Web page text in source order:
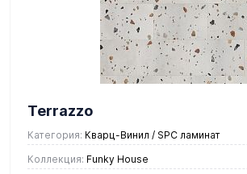
Terrazzo
Категория: Кварц-Винил / SPC ламинат
Коллекция: Funky House